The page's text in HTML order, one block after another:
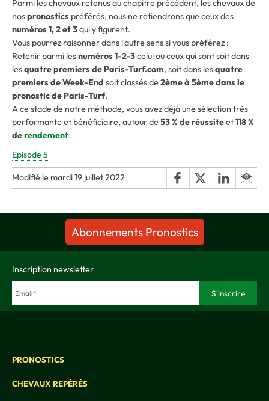
Parmi les chevaux retenus au chapitre précédent, les chevaux de
nospronostics préférés, nous ne retiendrons que ceux des
numéros 1, 2 et 3qui y figurent.
Vous pourrez raisonner dans l'autre sens si vous préférez :
Retenir parmi lesnuméros 1-2-3celui ou ceux qui sont soit dans
lesquatre premiers de Paris-Turf.com, soit dans lesquatre
premiers de Week-End soit classés de2ème à 5ème dans le
pronostic de Paris-Turf.
A ce stade de notre méthode, vous avez déjà une sélection très
performante et bénéficiaire, autour de53 % de réussiteet118 %
derendement.
Episode 5
Modifié le mardi 19 juillet 2022
Abonnements Pronostics
Inscription newsletter
PRONOSTICS
CHEVAUX REPÉRÉS